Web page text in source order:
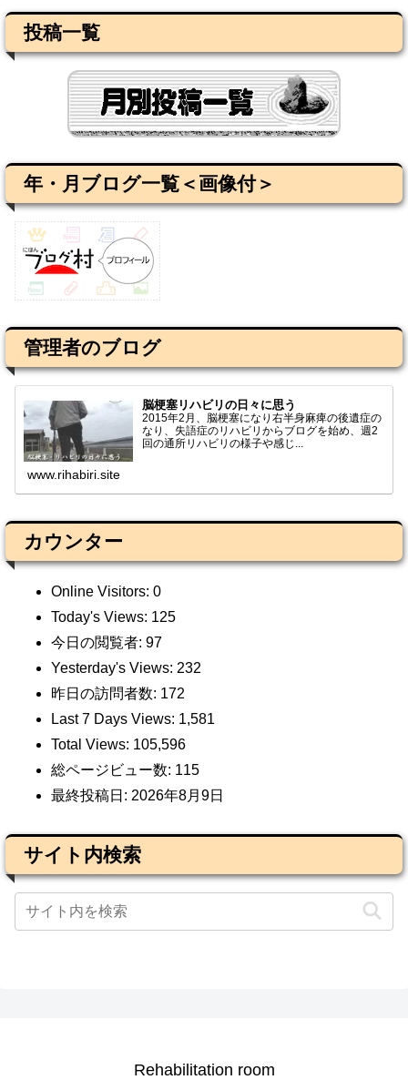
投稿一覧
年・月ブログ一覧＜画像付＞
管理者のブログ
脳梗塞リハビリの日々に思う
2015年2月、脳梗塞になり右半身麻痺の後遺症の
なり、失語症のリハビリからブログを始め、週2
回の通所リハビリの様子や感じ...
www.rihabiri.site
カウンター
Online Visitors: 0
Today's Views: 125
今日の閲覧者: 97
Yesterday's Views: 232
昨日の訪問者数: 172
Last 7 Days Views: 1,581
Total Views: 105,596
総ページビュー数: 115
最終投稿日: 2026年8月9日
サイト内検索
Rehabilitation room